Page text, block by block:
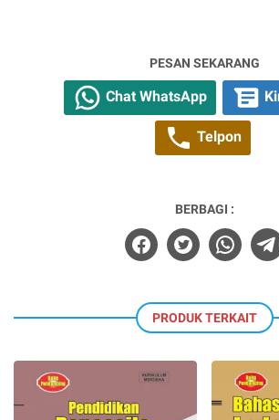
PESAN SEKARANG
Chat WhatsApp
Telpon
BERBAGI :
PRODUK TERKAIT